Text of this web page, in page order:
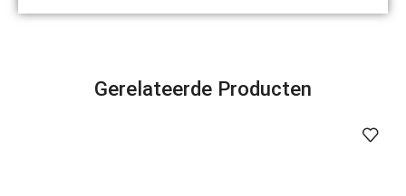
Gerelateerde Producten